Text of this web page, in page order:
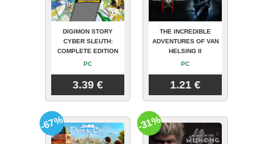
DIGIMON STORY
CYBER SLEUTH:
COMPLETE EDITION
PC
3.39 €
THE INCREDIBLE
ADVENTURES OF VAN
HELSING II
PC
1.21 €
-67% -31%